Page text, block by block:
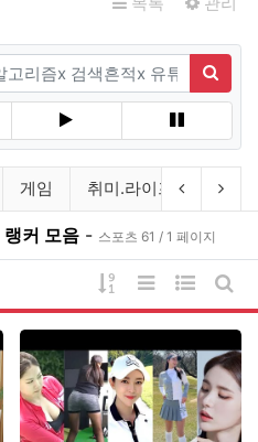
어
검색
게임 취미.라이프 미분류
이전 분류
다
커 모음 - 스포츠 61 / 1 페이지
게시물 정렬
리스트 스타일
웹진 스
게